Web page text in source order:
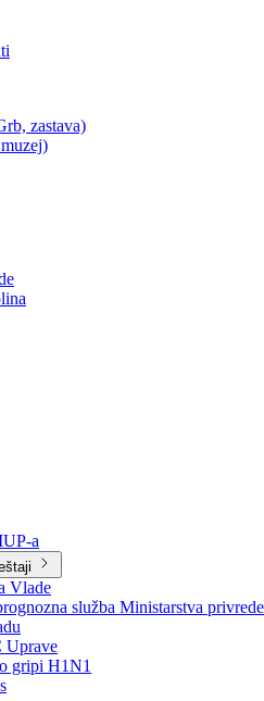
Vlade
zastava)
a
Vlade
služba Ministarstva privrede